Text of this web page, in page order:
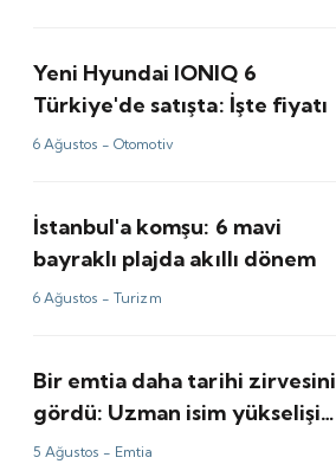
Yeni Hyundai IONIQ 6
Türkiye'de satışta: İşte fiyatı
6 Ağustos -Otomotiv
İstanbul'a komşu: 6 mavi
bayraklı plajda akıllı dönem
6 Ağustos -Turizm
Bir emtia daha tarihi zirvesini
gördü: Uzman isim yükselişin
perde arkasını anlattı
5 Ağustos - Emtia